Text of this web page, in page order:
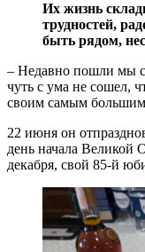
Их жизнь
трудностей,
быть рядом,
– Недавно пошли мы
чуть с ума не сошел,
своим самым большим
22 июня он
день начала Великой
декабря, свой 85-й